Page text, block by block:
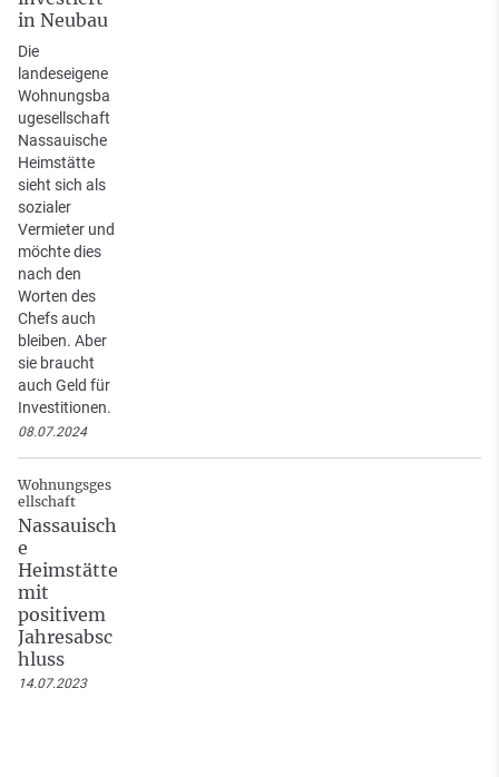
in Neubau
Die
landeseigene
Wohnungsba
ugesellschaft
Nassauische
Heimstätte
sieht sich als
sozialer
Vermieter und
möchte dies
nach den
Worten des
Chefs auch
bleiben. Aber
sie braucht
auch Geld für
Investitionen.
08.07.2024
Wohnungsges
ellschaft
Nassauisch
e
Heimstätte
mit
positivem
Jahresabsc
hluss
14.07.2023